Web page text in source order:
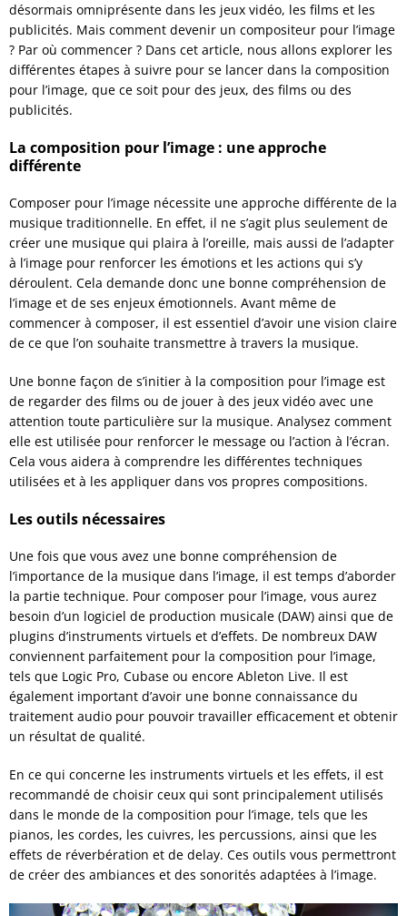
désormais omniprésente dans les jeux vidéo, les films et les
publicités. Mais comment devenir un compositeur pour l’image
? Par où commencer ? Dans cet article, nous allons explorer les
différentes étapes à suivre pour se lancer dans la composition
pour l’image, que ce soit pour des jeux, des films ou des
publicités.
La composition pour l’image : une approche
différente
Composer pour l’image nécessite une approche différente de la
musique traditionnelle. En effet, il ne s’agit plus seulement de
créer une musique qui plaira à l’oreille, mais aussi de l’adapter
à l’image pour renforcer les émotions et les actions qui s’y
déroulent. Cela demande donc une bonne compréhension de
l’image et de ses enjeux émotionnels. Avant même de
commencer à composer, il est essentiel d’avoir une vision claire
de ce que l’on souhaite transmettre à travers la musique.
Une bonne façon de s’initier à la composition pour l’image est
de regarder des films ou de jouer à des jeux vidéo avec une
attention toute particulière sur la musique. Analysez comment
elle est utilisée pour renforcer le message ou l’action à l’écran.
Cela vous aidera à comprendre les différentes techniques
utilisées et à les appliquer dans vos propres compositions.
Les outils nécessaires
Une fois que vous avez une bonne compréhension de
l’importance de la musique dans l’image, il est temps d’aborder
la partie technique. Pour composer pour l’image, vous aurez
besoin d’un logiciel de production musicale (DAW) ainsi que de
plugins d’instruments virtuels et d’effets. De nombreux DAW
conviennent parfaitement pour la composition pour l’image,
tels que Logic Pro, Cubase ou encore Ableton Live. Il est
également important d’avoir une bonne connaissance du
traitement audio pour pouvoir travailler efficacement et obtenir
un résultat de qualité.
En ce qui concerne les instruments virtuels et les effets, il est
recommandé de choisir ceux qui sont principalement utilisés
dans le monde de la composition pour l’image, tels que les
pianos, les cordes, les cuivres, les percussions, ainsi que les
effets de réverbération et de delay. Ces outils vous permettront
de créer des ambiances et des sonorités adaptées à l’image.